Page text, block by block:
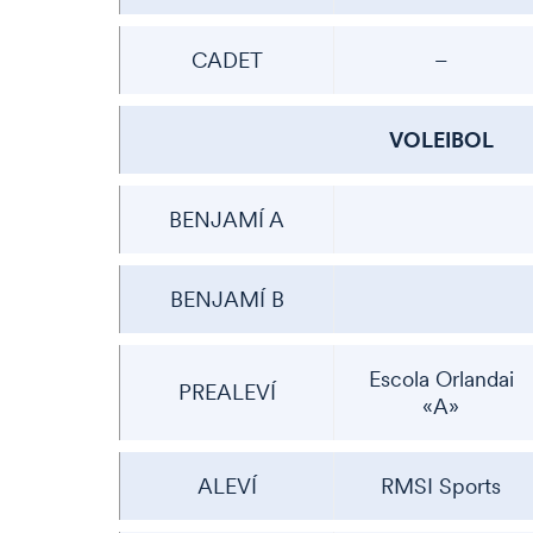
CADET –
VOLEIBOL
BENJAMÍ A
BENJAMÍ B
PREALEVÍ
Escola Orlandai
«A»
ALEVÍ RMSI Sports